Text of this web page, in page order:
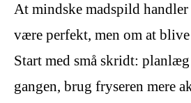
At mindske madspild
være perfekt, men om at
Start med små skridt: planlæg
gangen, brug fryseren mere